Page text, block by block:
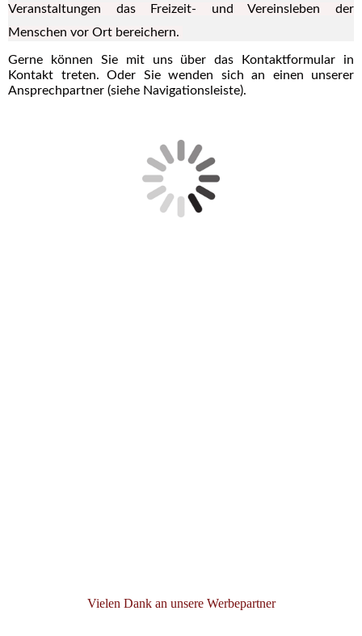
Veranstaltungen das Freizeit- und Vereinsleben der
Menschen vor Ort bereichern.
Gerne können Sie mit uns über das Kontaktformular in
Kontakt treten. Oder Sie wenden sich an einen unserer
Ansprechpartner (siehe Navigationsleiste).
Vielen Dank an unsere Werbepartner